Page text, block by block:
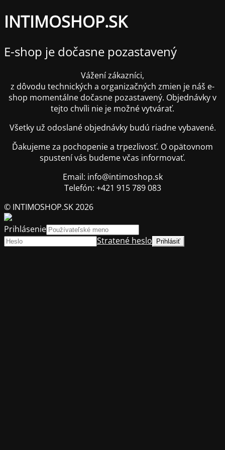
INTIMOSHOP.SK
E-shop je dočasne pozastavený
Vážení zákazníci,
z dôvodu technických a organizačných zmien je náš e-
shop momentálne dočasne pozastavený. Objednávky v
tejto chvíli nie je možné vytvárať.
Všetky už odoslané objednávky budú riadne vybavené.
Ďakujeme za pochopenie a trpezlivosť. O opätovnom
spustení vás budeme včas informovať.
Email: info@intimoshop.sk
Telefón: +421 915 789 083
© INTIMOSHOP.SK 2026
Prihlásenie
Stratené heslo